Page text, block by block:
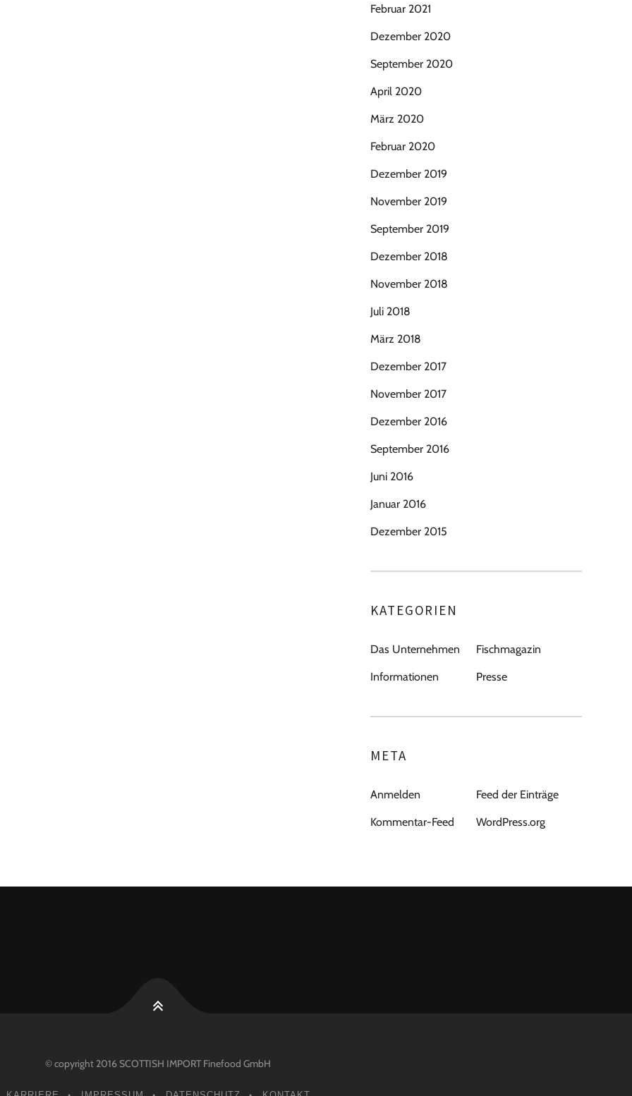
Februar 2021
Dezember 2020
September 2020
April 2020
März 2020
Februar 2020
Dezember 2019
November 2019
September 2019
Dezember 2018
November 2018
Juli 2018
März 2018
Dezember 2017
November 2017
Dezember 2016
September 2016
Juni 2016
Januar 2016
Dezember 2015
KATEGORIEN
Das Unternehmen Fischmagazin
Informationen Presse
META
Anmelden Feed der Einträge
Kommentar-Feed WordPress.org
© copyright 2016 SCOTTISH IMPORT Finefood GmbH